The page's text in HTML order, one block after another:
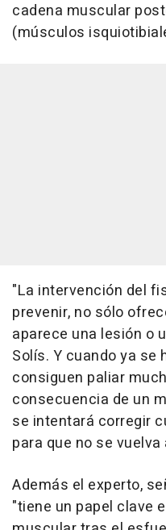
cadena muscular
(músculos
"La intervención del
prevenir, no sólo
aparece una lesión o
Solís. Y cuando ya se
consiguen paliar
consecuencia de un
se intentará corregir
para que no se
Además el experto,
"tiene un papel clave